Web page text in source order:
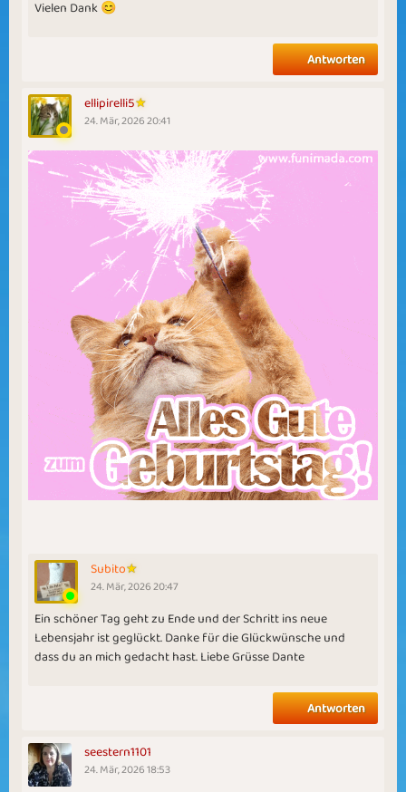
Vielen Dank 😊
Antworten
ellipirelli5
24. Mär, 2026 20:41
Subito
24. Mär, 2026 20:47
Ein schöner Tag geht zu Ende und der Schritt ins neue
Lebensjahr ist geglückt. Danke für die Glückwünsche und
dass du an mich gedacht hast. Liebe Grüsse Dante
Antworten
seestern1101
24. Mär, 2026 18:53